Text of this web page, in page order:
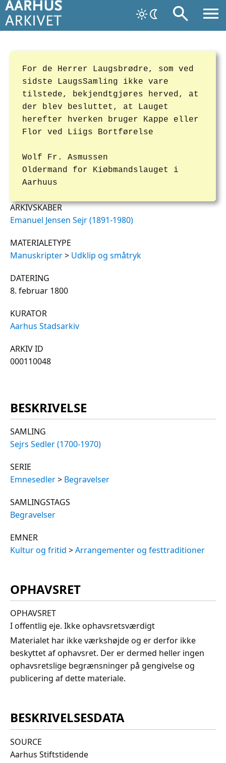
For de Herrer Laugsbrødre, som ved
sidste LaugsSamling ikke vare
tilstede, bekjendtgjøres herved, at
der blev besluttet, at Lauget
herefter hverken bruger Kappe eller
Flor ved Liigs Bortførelse
Wolf Fr. Asmussen
Oldermand for Kiøbmandslauget i
Aarhuus
ARKIVSKABER
Emanuel Jensen Sejr (1891-1980)
MATERIALETYPE
Manuskripter> Udklip og småtryk
DATERING
8. februar 1800
KURATOR
Aarhus Stadsarkiv
ARKIV ID
000110048
BESKRIVELSE
SAMLING
Sejrs Sedler (1700-1970)
SERIE
Emnesedler> Begravelser
SAMLINGSTAGS
Begravelser
EMNER
Kultur og fritid >Arrangementer og festtraditioner
OPHAVSRET
OPHAVSRET
I offentlig eje. Ikke ophavsretsværdigt
Materialet har ikke værkshøjde og er derfor ikke
beskyttet af ophavsret. Der er dermed heller ingen
ophavsretslige begrænsninger på gengivelse og
publicering af dette materiale.
BESKRIVELSESDATA
SOURCE
Aarhus Stiftstidende